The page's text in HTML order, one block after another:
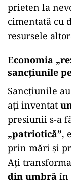
prieten la
cimentată cu
resursele
Economia
sancțiunile
Sancțiunile
ați inventat
presiunii s-a
„patriotică”,
prin mări și
Ați
din umbră în